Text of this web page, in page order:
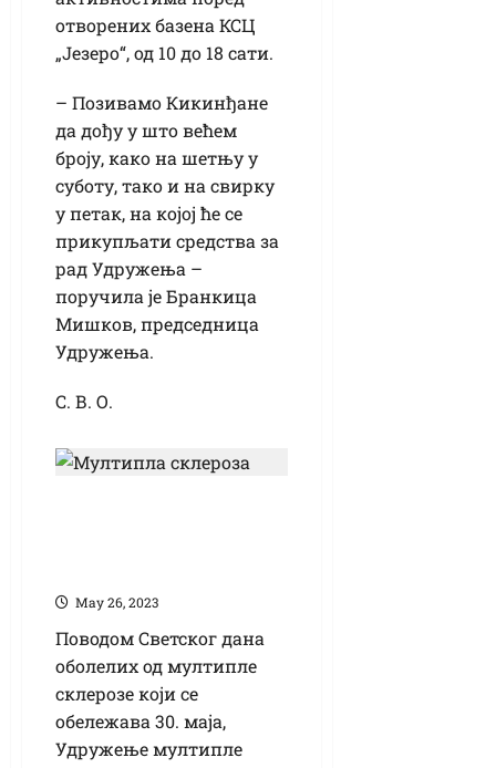
отворених базена КСЦ
„Језеро“, од 10 до 18 сати.
– Позивамо Кикинђане
да дођу у што већем
броју, како на шетњу у
суботу, тако и на свирку
у петак, на којој ће се
прикупљати средства за
рад Удружења –
поручила је Бранкица
Мишков, председница
Удружења.
С. В. О.
Маy 26, 2023
Поводом Светског дана
оболелих од мултипле
склерозе који се
обележава 30. маја,
Удружење мултипле